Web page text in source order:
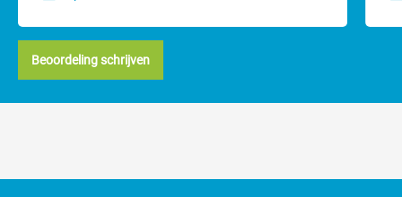
Beoordeling schrijven